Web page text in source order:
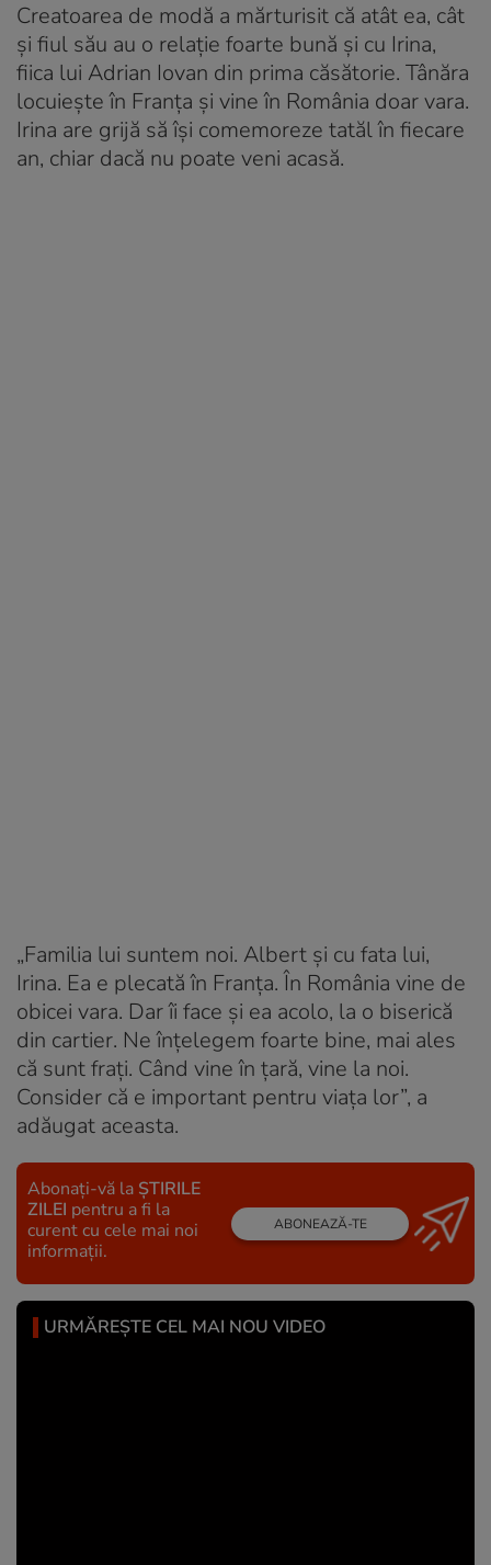
Creatoarea de modă a mărturisit că atât ea, cât
și fiul său au o relație foarte bună și cu Irina,
fiica lui Adrian Iovan din prima căsătorie. Tânăra
locuiește în Franța și vine în România doar vara.
Irina are grijă să își comemoreze tatăl în fiecare
an, chiar dacă nu poate veni acasă.
„Familia lui suntem noi. Albert și cu fata lui,
Irina. Ea e plecată în Franța. În România vine de
obicei vara. Dar îi face și ea acolo, la o biserică
din cartier. Ne înțelegem foarte bine, mai ales
că sunt frați. Când vine în țară, vine la noi.
Consider că e important pentru viața lor”, a
adăugat aceasta.
Abonați-vă la ȘTIRILE
ZILEI pentru a fi la
curent cu cele mai noi
informații.
ABONEAZĂ-TE
URMĂREȘTE CEL MAI NOU VIDEO